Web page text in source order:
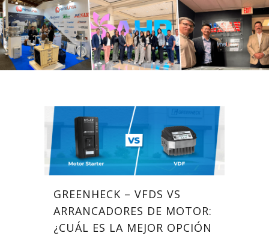
GREENHECK – VFDS VS
ARRANCADORES DE MOTOR:
¿CUÁL ES LA MEJOR OPCIÓN